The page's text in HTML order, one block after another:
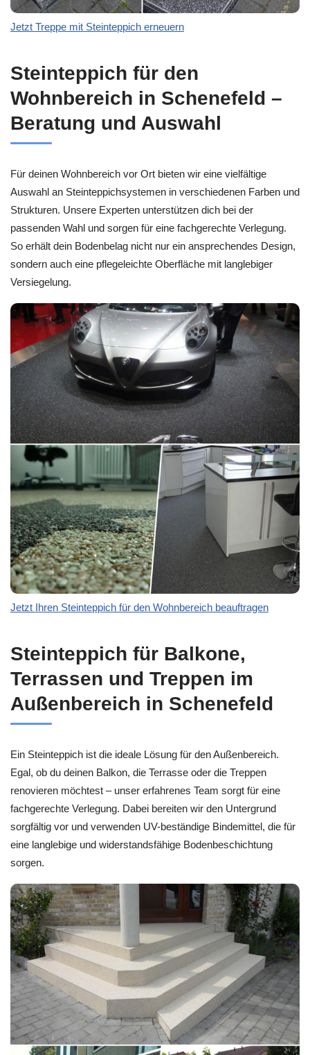
Jetzt Treppe mit Steinteppich erneuern
Steinteppich für den
Wohnbereich in Schenefeld –
Beratung und Auswahl
Für deinen Wohnbereich vor Ort bieten wir eine vielfältige
Auswahl an Steinteppichsystemen in verschiedenen Farben und
Strukturen. Unsere Experten unterstützen dich bei der
passenden Wahl und sorgen für eine fachgerechte Verlegung.
So erhält dein Bodenbelag nicht nur ein ansprechendes Design,
sondern auch eine pflegeleichte Oberfläche mit langlebiger
Versiegelung.
Jetzt Ihren Steinteppich für den Wohnbereich beauftragen
Steinteppich für Balkone,
Terrassen und Treppen im
Außenbereich in Schenefeld
Ein Steinteppich ist die ideale Lösung für den Außenbereich.
Egal, ob du deinen Balkon, die Terrasse oder die Treppen
renovieren möchtest – unser erfahrenes Team sorgt für eine
fachgerechte Verlegung. Dabei bereiten wir den Untergrund
sorgfältig vor und verwenden UV-beständige Bindemittel, die für
eine langlebige und widerstandsfähige Bodenbeschichtung
sorgen.